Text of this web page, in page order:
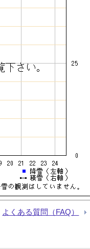
よくある質問（FAQ）